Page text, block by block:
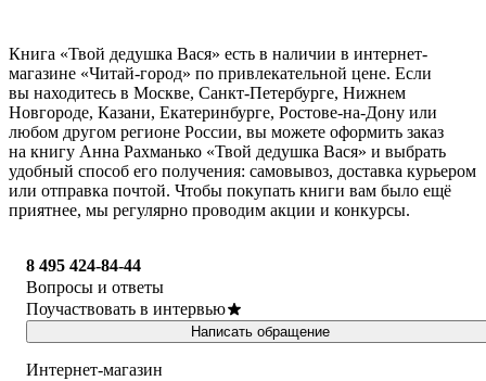
Книга «Твой дедушка Вася» есть в наличии в интернет-
магазине «Читай-город» по привлекательной цене. Если
вы находитесь в Москве, Санкт-Петербурге, Нижнем
Новгороде, Казани, Екатеринбурге, Ростове-на-Дону или
любом другом регионе России, вы можете оформить заказ
на книгу Анна Рахманько «Твой дедушка Вася» и выбрать
удобный способ его получения: самовывоз, доставка курьером
или отправка почтой. Чтобы покупать книги вам было ещё
приятнее, мы регулярно проводим акции и конкурсы.
8 495 424-84-44
Вопросы и ответы
Поучаствовать в интервью
Написать обращение
Интернет-магазин